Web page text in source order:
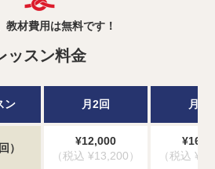
教材費用は無料です！
ッスン料金
ン 月2回 月3
）
¥12,000
（税込 ¥13,200）
（税込